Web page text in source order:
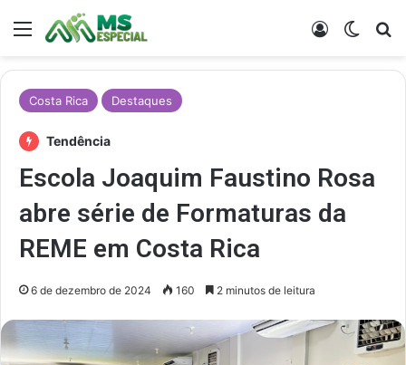
Menu Entrar
Costa Rica Destaques
Tendência
Escola Joaquim Faustino Rosa
abre série de Formaturas da
REME em Costa Rica
6 de dezembro de 2024 160 2 minutos de leitura